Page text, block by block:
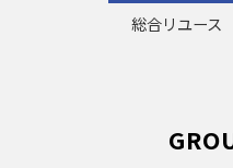
総合リユース